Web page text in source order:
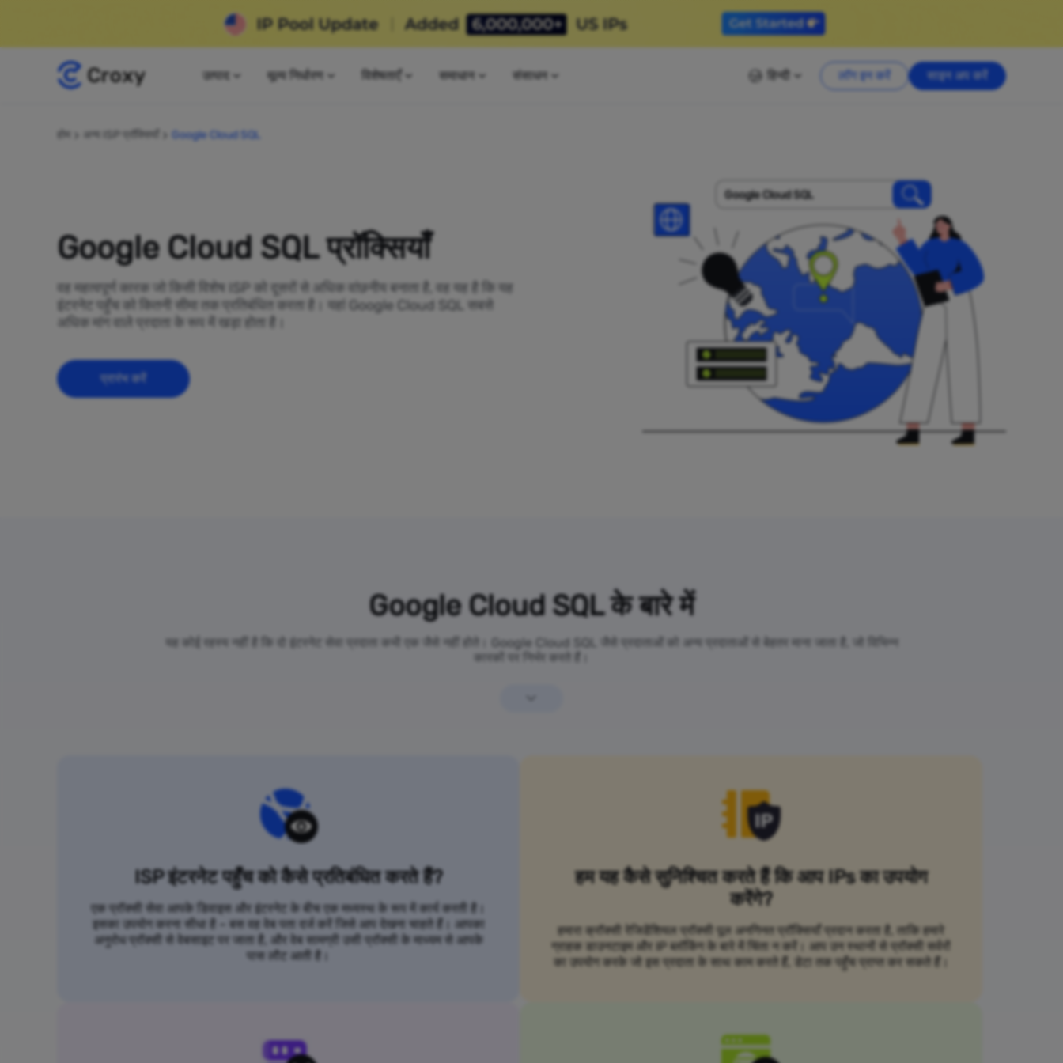
उत्पाद मूल्य निर्धारण विशेषताएँ समाधान संसाधन हिन्दी लॉग इन करें साइन अप करें
अन्य ISP प्रॉक्सियाँ Google Cloud SQL
Google Cloud SQL प्रॉक्सियाँ
वह महत्वपूर्ण कारक जो किसी विशेष ISP को दूसरों से अधिक वांछनीय बनाता है, वह यह है कि यह
इंटरनेट पहुँच को कितनी सीमा तक प्रतिबंधित करता है। यहां Google Cloud SQL सबसे
अधिक मांग वाले प्रदाता के रूप में खड़ा होता है।
प्रारंभ करें
Google Cloud SQL
Google Cloud SQL के बारे में
यह कोई रहस्य नहीं है कि दो इंटरनेट सेवा प्रदाता कभी एक जैसे नहीं होते। Google Cloud SQL जैसे प्रदाताओं को अन्य प्रदाताओं से बेहतर माना जाता है, जो विभिन्न
कारकों पर निर्भर करते हैं।
ISP इंटरनेट पहुँच को कैसे प्रतिबंधित करते हैं?
एक प्रॉक्सी सेवा आपके डिवाइस और इंटरनेट के बीच एक मध्यस्थ के रूप में कार्य करती है।
इसका उपयोग करना सीधा है – बस वह वेब पता दर्ज करें जिसे आप देखना चाहते हैं। आपका
अनुरोध प्रॉक्सी से वेबसाइट पर जाता है, और वेब सामग्री उसी प्रॉक्सी के माध्यम से आपके
पास लौट आती है।
हम यह कैसे सुनिश्चित करते हैं कि आप IPs का उपयोग
करेंगे?
हमारा क्रॉक्सी रेजिडेंशियल प्रॉक्सी पूल अनगिनत प्रॉक्सियाँ प्रदान करता है, ताकि हमारे
ग्राहक डाउनटाइम और IP ब्लॉकिंग के बारे में चिंता न करें। आप उन स्थानों से प्रॉक्सी सर्वरों
का उपयोग करके जो इस प्रदाता के साथ काम करते हैं, डेटा तक पहुँच प्राप्त कर सकते हैं।